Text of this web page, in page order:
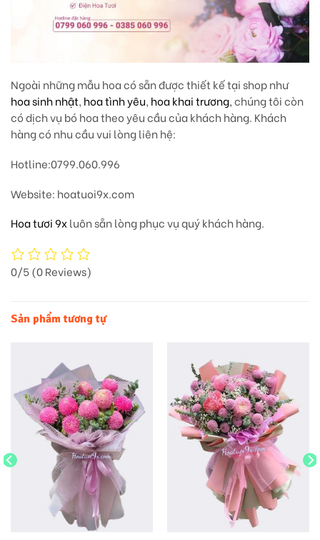
Ngoài những mẫu hoa có sẵn được thiết kế tại shop như
hoa sinh nhật, hoa tình yêu, hoa khai trương, chúng tôi còn
có dịch vụ bó hoa theo yêu cầu của khách hàng. Khách
hàng có nhu cầu vui lòng liên hệ:
Hotline:0799.060.996
Website: hoatuoi9x.com
Hoa tươi 9xluôn sẵn lòng phục vụ quý khách hàng.
0/5(0 Reviews)
Sản phẩm tương tự